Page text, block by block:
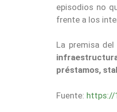
episodios no
frente a los
La premisa
préstamos,
Fuente: https://